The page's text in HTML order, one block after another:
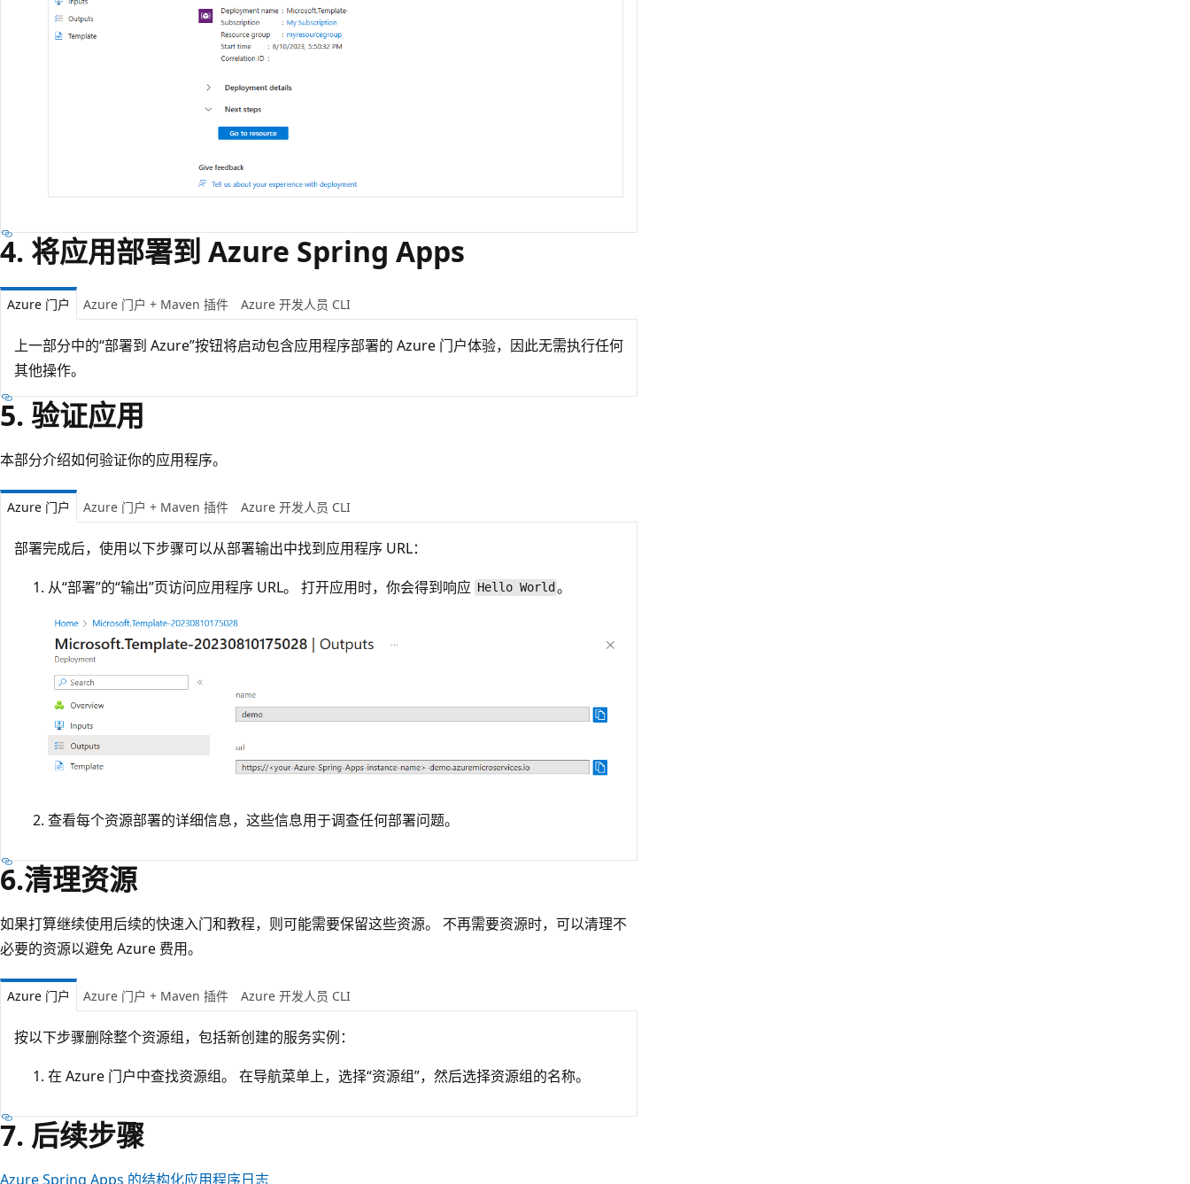
4. 将应用部署到 Azure Spring Apps
Azure 门户 Azure 门户 + Maven 插件 Azure 开发人员 CLI
上一部分中的“部署到 Azure”按钮将启动包含应用程序部署的 Azure 门户体验，因此无需执行任何
其他操作。
5. 验证应用
本部分介绍如何验证你的应用程序。
Azure 门户 Azure 门户 + Maven 插件 Azure 开发人员 CLI
部署完成后，使用以下步骤可以从部署输出中找到应用程序 URL：
从“部署”的“输出”页访问应用程序 URL。 打开应用时，你会得到响应 Hello World 。
查看每个资源部署的详细信息，这些信息用于调查任何部署问题。
6.清理资源
如果打算继续使用后续的快速入门和教程，则可能需要保留这些资源。 不再需要资源时，可以清理不
必要的资源以避免 Azure 费用。
Azure 门户 Azure 门户 + Maven 插件 Azure 开发人员 CLI
按以下步骤删除整个资源组，包括新创建的服务实例：
在 Azure 门户中查找资源组。 在导航菜单上，选择“资源组”，然后选择资源组的名称。
7. 后续步骤
Azure Spring Apps 的结构化应用程序日志